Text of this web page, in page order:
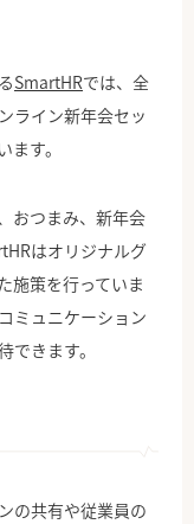
SmartHRでは、全
ライン新年会セッ
す。
おつまみ、新年会
はオリジナルグ
施策を行っていま
ミュニケーション
きます。
の共有や従業員の